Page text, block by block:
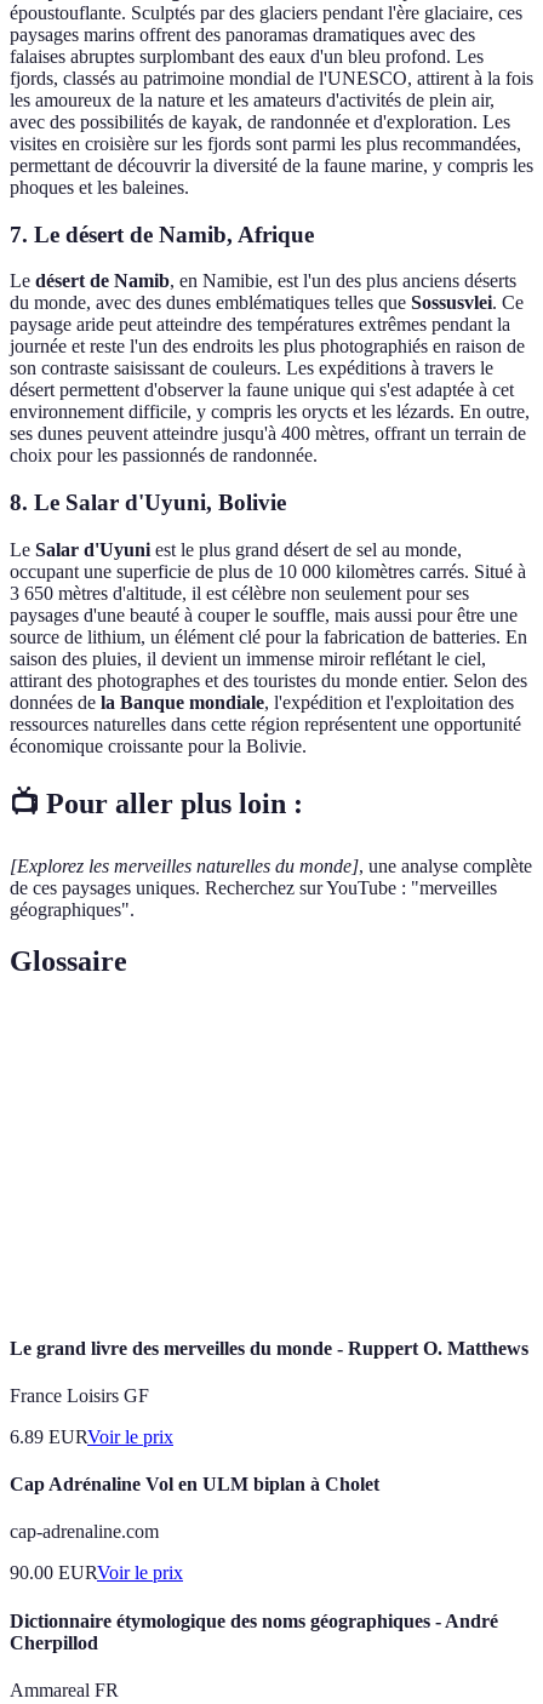
époustouflante. Sculptés par des glaciers pendant l'ère glaciaire, ces
paysages marins offrent des panoramas dramatiques avec des
falaises abruptes surplombant des eaux d'un bleu profond. Les
fjords, classés au patrimoine mondial de l'UNESCO, attirent à la fois
les amoureux de la nature et les amateurs d'activités de plein air,
avec des possibilités de kayak, de randonnée et d'exploration. Les
visites en croisière sur les fjords sont parmi les plus recommandées,
permettant de découvrir la diversité de la faune marine, y compris les
phoques et les baleines.
7. Le désert de Namib, Afrique
Le désert de Namib, en Namibie, est l'un des plus anciens déserts
du monde, avec des dunes emblématiques telles que Sossusvlei. Ce
paysage aride peut atteindre des températures extrêmes pendant la
journée et reste l'un des endroits les plus photographiés en raison de
son contraste saisissant de couleurs. Les expéditions à travers le
désert permettent d'observer la faune unique qui s'est adaptée à cet
environnement difficile, y compris les orycts et les lézards. En outre,
ses dunes peuvent atteindre jusqu'à 400 mètres, offrant un terrain de
choix pour les passionnés de randonnée.
8. Le Salar d'Uyuni, Bolivie
Le Salar d'Uyuni est le plus grand désert de sel au monde,
occupant une superficie de plus de 10 000 kilomètres carrés. Situé à
3 650 mètres d'altitude, il est célèbre non seulement pour ses
paysages d'une beauté à couper le souffle, mais aussi pour être une
source de lithium, un élément clé pour la fabrication de batteries. En
saison des pluies, il devient un immense miroir reflétant le ciel,
attirant des photographes et des touristes du monde entier. Selon des
données de la Banque mondiale, l'expédition et l'exploitation des
ressources naturelles dans cette région représentent une opportunité
économique croissante pour la Bolivie.
📺 Pour aller plus loin :
[Explorez les merveilles naturelles du monde], une analyse complète
de ces paysages uniques. Recherchez sur YouTube : "merveilles
géographiques".
Glossaire
Le grand livre des merveilles du monde - Ruppert O. Matthews
France Loisirs GF
6.89 EURVoir le prix
Cap Adrénaline Vol en ULM biplan à Cholet
cap-adrenaline.com
90.00 EURVoir le prix
Dictionnaire étymologique des noms géographiques - André
Cherpillod
Ammareal FR